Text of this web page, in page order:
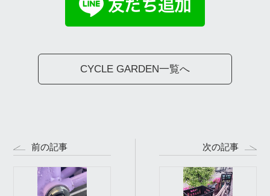
CYCLE GARDEN一覧へ
前の記事 次の記事